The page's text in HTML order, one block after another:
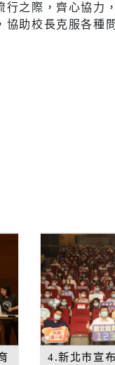
之際，齊心協力
助校長克服各種
4.新北巿宣